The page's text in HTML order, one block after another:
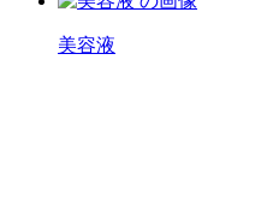
美容液